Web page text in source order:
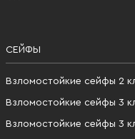
СЕЙФЫ
Взломостойкие сейфы 2
Взломостойкие сейфы 3
Взломостойкие сейфы 3